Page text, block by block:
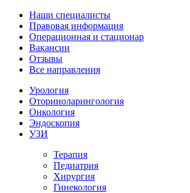
Наши специалисты
Правовая информация
Операционная и стационар
Вакансии
Отзывы
Все направления
Урология
Оториноларингология
Онкология
Эндоскопия
УЗИ
Терапия
Педиатрия
Хирургия
Гинекология